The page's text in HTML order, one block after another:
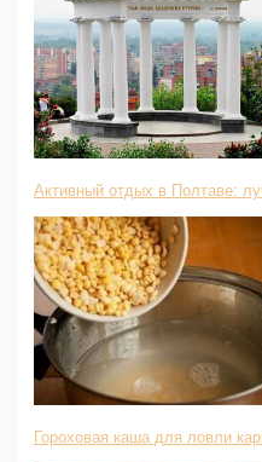
Активный отдых в Полтаве:
Гороховая каша для ловли